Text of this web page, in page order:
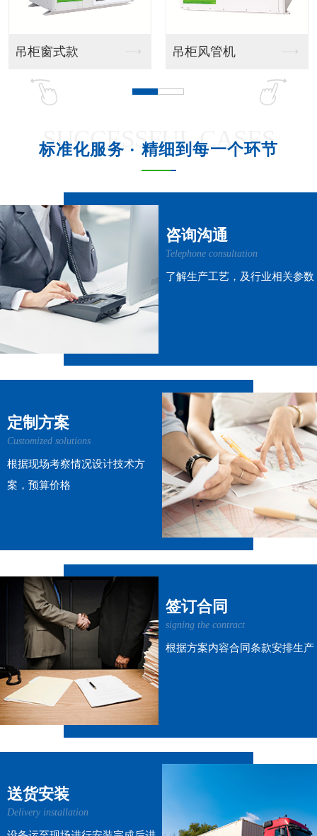
SUCCESSFUL CASES
标准化服务 · 精细到每一个环节
咨询沟通
Telephone consultation
了解生产工艺，及行业相关参数
定制方案
Customized solutions
根据现场考察情况设计技术方
案，预算价格
签订合同
signing the contract
根据方案内容合同条款安排生产
送货安装
Delivery installation